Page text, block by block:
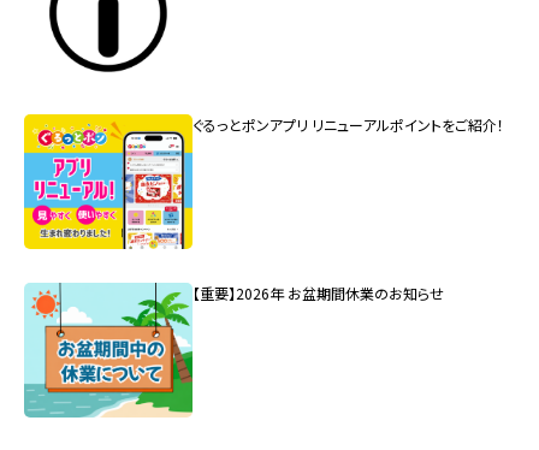
ぐるっとポンアプリ リニューアルポイントをご紹介！
【重要】2026年 お盆期間休業のお知らせ